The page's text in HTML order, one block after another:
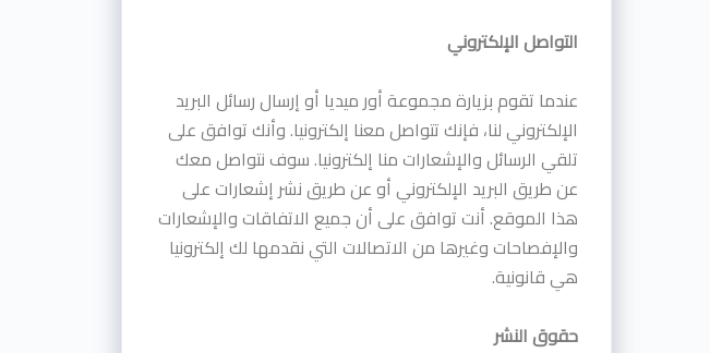
التواصل الإلكتروني
عندما تقوم بزيارة مجموعة أور ميديا أو إرسال رسائل البريد
الإلكتروني لنا، فإنك تتواصل معنا إلكترونيا. وأنك توافق على
تلقي الرسائل والإشعارات منا إلكترونيا. سوف نتواصل معك
عن طريق البريد الإلكتروني أو عن طريق نشر إشعارات على
هذا الموقع. أنت توافق على أن جميع الاتفاقات والإشعارات
والإفصاحات وغيرها من الاتصالات التي نقدمها لك إلكترونيا
هي قانونية.
حقوق النشر